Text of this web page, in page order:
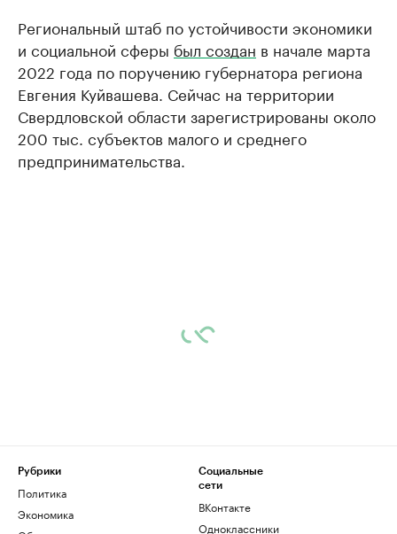
Региональный штаб по устойчивости экономики
и социальной сферы был создан в начале марта
2022 года по поручению губернатора региона
Евгения Куйвашева. Сейчас на территории
Свердловской области зарегистрированы около
200 тыс. субъектов малого и среднего
предпринимательства.
Рубрики
Политика
Экономика
Социальные
сети
ВКонтакте
Одноклассники